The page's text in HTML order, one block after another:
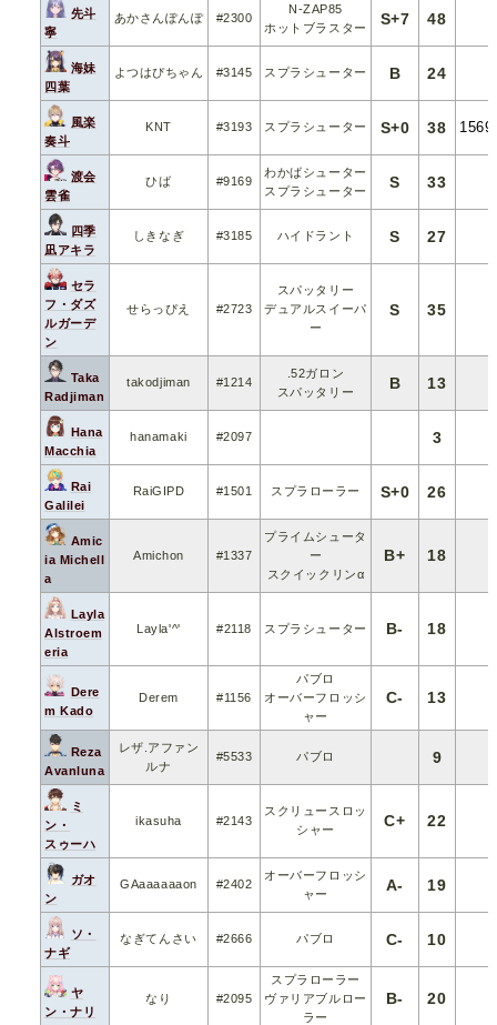
先斗
寧
あかさんぽんぽ #2300
N-ZAP85
ホットブラスター
S+7 48
海妹
四葉
よつはぴちゃん #3145 スプラシューター B 24
風楽
奏斗
KNT #3193 スプラシューター S+0 38
渡会
雲雀
ひば #9169
わかばシューター
スプラシューター
S 33
四季
凪アキラ
しきなぎ #3185 ハイドラント S 27
セラ
フ・ダズ
ルガーデ
ン
せらっぴえ #2723
スパッタリー
デュアルスイーパ
ー
S 35
Taka
Radjiman
takodjiman #1214
.52ガロン
スパッタリー
B 13
Hana
Macchia
hanamaki #2097 3
Rai
Galilei
RaiGIPD #1501 スプラローラー S+0 26
Amic
ia Michell
a
Amichon #1337
プライムシュータ
ー
スクイックリンα
B+ 18
Layla
Alstroem
eria
Layla'^' #2118 スプラシューター B- 18
Dere
m Kado
Derem #1156
パブロ
オーバーフロッシ
ャー
C- 13
Reza
Avanluna
レザ.アファン
ルナ
#5533 パブロ 9
ミ
ン・
スゥーハ
ikasuha #2143
スクリュースロッ
シャー
C+ 22
ガオ
ン
GAaaaaaaon #2402
オーバーフロッシ
ャー
A- 19
ソ・
ナギ
なぎてんさい #2666 パブロ C- 10
ヤ
ン・ナリ
なり #2095
スプラローラー
ヴァリアブルロー
ラー
B- 20